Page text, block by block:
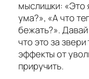
мыслишки: «Это
ума?», «А что
бежать?».
что это за
эффекты от
приручить.